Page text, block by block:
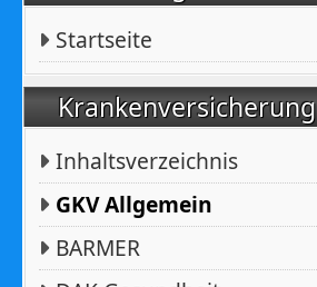
Startseite
Krankenversicherung
Inhaltsverzeichnis
GKV Allgemein
BARMER